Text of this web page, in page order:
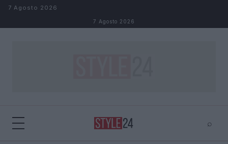
Salta al contenuto
7 Agosto 2026
7 Agosto 2026
⌕